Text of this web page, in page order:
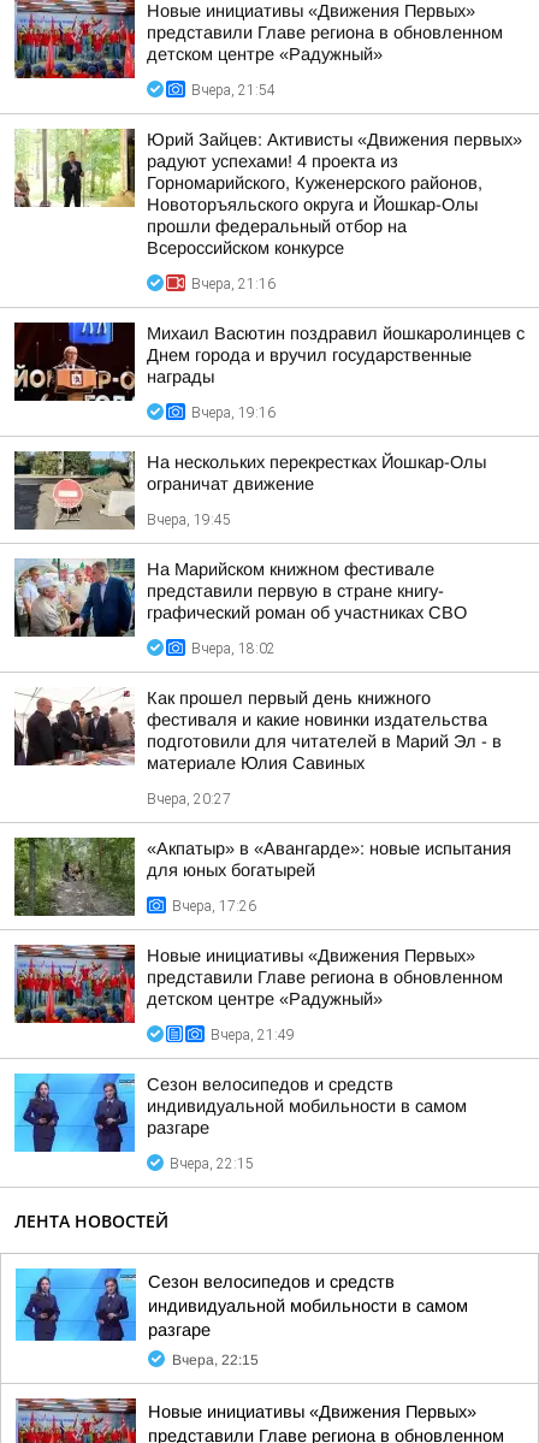
Новые инициативы «Движения Первых»
представили Главе региона в обновленном
детском центре «Радужный»
Вчера, 21:54
Юрий Зайцев: Активисты «Движения первых»
радуют успехами! 4 проекта из
Горномарийского, Куженерского районов,
Новоторъяльского округа и Йошкар-Олы
прошли федеральный отбор на
Всероссийском конкурсе
Вчера, 21:16
Михаил Васютин поздравил йошкаролинцев с
Днем города и вручил государственные
награды
Вчера, 19:16
На нескольких перекрестках Йошкар-Олы
ограничат движение
Вчера, 19:45
На Марийском книжном фестивале
представили первую в стране книгу-
графический роман об участниках СВО
Вчера, 18:02
Как прошел первый день книжного
фестиваля и какие новинки издательства
подготовили для читателей в Марий Эл - в
материале Юлия Савиных
Вчера, 20:27
«Акпатыр» в «Авангарде»: новые испытания
для юных богатырей
Вчера, 17:26
Новые инициативы «Движения Первых»
представили Главе региона в обновленном
детском центре «Радужный»
Вчера, 21:49
Сезон велосипедов и средств
индивидуальной мобильности в самом
разгаре
Вчера, 22:15
ЛЕНТА НОВОСТЕЙ
Сезон велосипедов и средств
индивидуальной мобильности в самом
разгаре
Вчера, 22:15
Новые инициативы «Движения Первых»
представили Главе региона в обновленном